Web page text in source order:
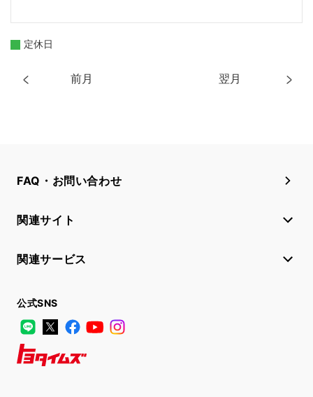
前月 翌月
定休日
FAQ・お問い合わせ
関連サイト
関連サービス
公式SNS
LINE
X FacebookYouTube